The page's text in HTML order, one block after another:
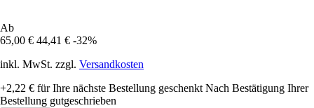
Ab
65,00 € 44,41 € -32%
inkl. MwSt. zzgl. Versandkosten
+2,22 € für Ihre nächste Bestellung geschenkt Nach Bestätigung Ihrer
Bestellung gutgeschrieben